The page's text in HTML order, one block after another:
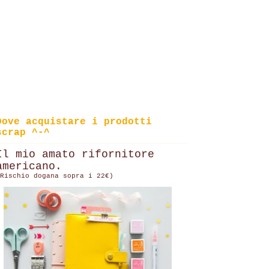
acquistare i prodotti
^-^
mio amato rifornitore
dogana sopra i 22€)